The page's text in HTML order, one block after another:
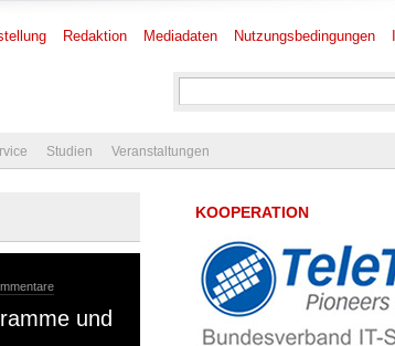
Redaktion Mediadaten Nutzungsbedingungen
Studien Veranstaltungen
und
KOOPERATION